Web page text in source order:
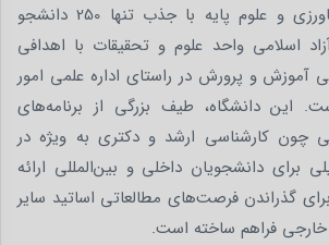
فنی و مهندسی، کشاورزی و علوم پایه با جذب تنها 250 دانشجو
اسلامی واحد علوم و تحقیقات با اهدافی
آموزش و پرورش در راستای اداره علمی امور
این دانشگاه، طیف بزرگی از برنامه‌های
چون کارشناسی ارشد و دکتری به ویژه در
برای دانشجویان داخلی و بین‌المللی ارائه
گذراندن فرصت‌های مطالعاتی اساتید سایر
فراهم ساخته است.